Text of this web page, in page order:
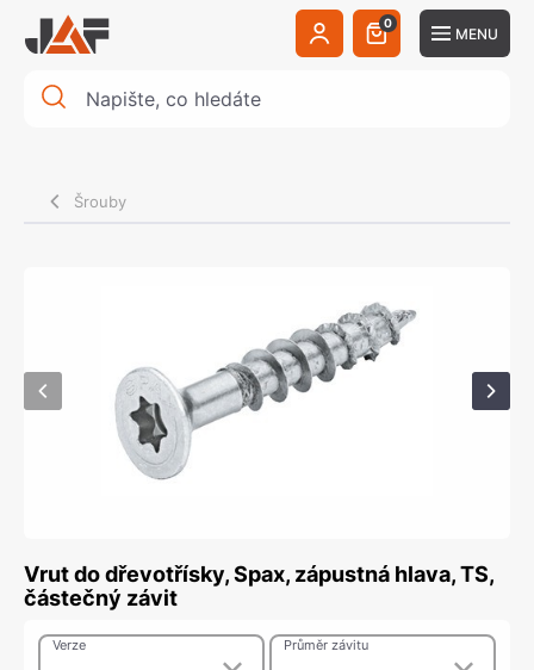
0
MENU
Šrouby
Vrut do dřevotřísky, Spax, zápustná hlava, TS,
částečný závit
Verze Průměr závitu